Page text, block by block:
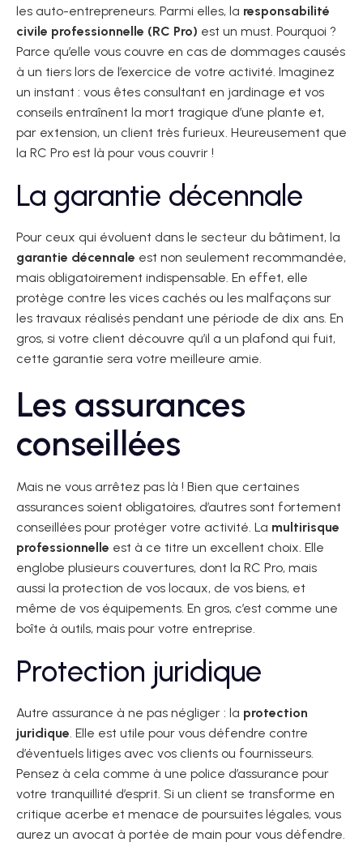
les auto-entrepreneurs. Parmi elles, la responsabilité
civile professionnelle (RC Pro) est un must. Pourquoi ?
Parce qu’elle vous couvre en cas de dommages causés
à un tiers lors de l’exercice de votre activité. Imaginez
un instant : vous êtes consultant en jardinage et vos
conseils entraînent la mort tragique d’une plante et,
par extension, un client très furieux. Heureusement que
la RC Pro est là pour vous couvrir !
La garantie décennale
Pour ceux qui évoluent dans le secteur du bâtiment, la
garantie décennale est non seulement recommandée,
mais obligatoirement indispensable. En effet, elle
protège contre les vices cachés ou les malfaçons sur
les travaux réalisés pendant une période de dix ans. En
gros, si votre client découvre qu’il a un plafond qui fuit,
cette garantie sera votre meilleure amie.
Les assurances
conseillées
Mais ne vous arrêtez pas là ! Bien que certaines
assurances soient obligatoires, d’autres sont fortement
conseillées pour protéger votre activité. La multirisque
professionnelle est à ce titre un excellent choix. Elle
englobe plusieurs couvertures, dont la RC Pro, mais
aussi la protection de vos locaux, de vos biens, et
même de vos équipements. En gros, c’est comme une
boîte à outils, mais pour votre entreprise.
Protection juridique
Autre assurance à ne pas négliger : la protection
juridique. Elle est utile pour vous défendre contre
d’éventuels litiges avec vos clients ou fournisseurs.
Pensez à cela comme à une police d’assurance pour
votre tranquillité d’esprit. Si un client se transforme en
critique acerbe et menace de poursuites légales, vous
aurez un avocat à portée de main pour vous défendre.